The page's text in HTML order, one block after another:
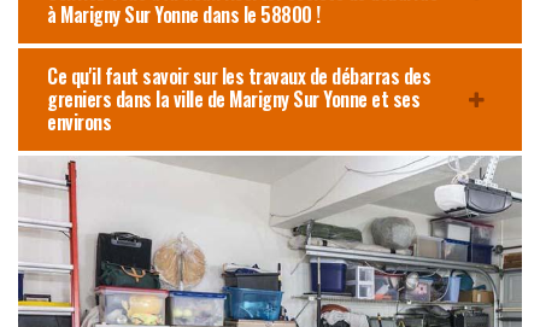
à Marigny Sur Yonne dans le 58800 !
Ce qu'il faut savoir sur les travaux de débarras des
greniers dans la ville de Marigny Sur Yonne et ses
environs